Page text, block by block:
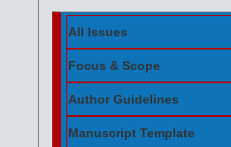
All Issues
Focus & Scope
Author Guidelines
Manuscript Template